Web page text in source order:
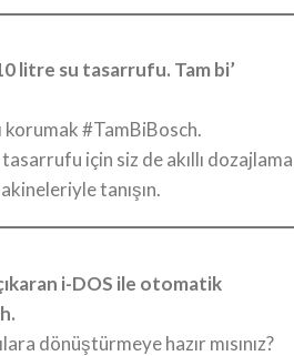
litre su tasarrufu. Tam bi’
korumak #TamBiBosch.
için siz de akıllı dozajlama
tanışın.
i-DOS ile otomatik
dönüştürmeye hazır mısınız?